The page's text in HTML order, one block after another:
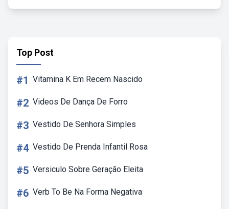
Top Post
#1 Vitamina K Em Recem Nascido
#2 Videos De Dança De Forro
#3 Vestido De Senhora Simples
#4 Vestido De Prenda Infantil Rosa
#5 Versiculo Sobre Geração Eleita
#6 Verb To Be Na Forma Negativa